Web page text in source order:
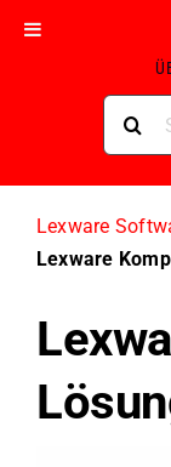
nach:
Lexware
Lexware